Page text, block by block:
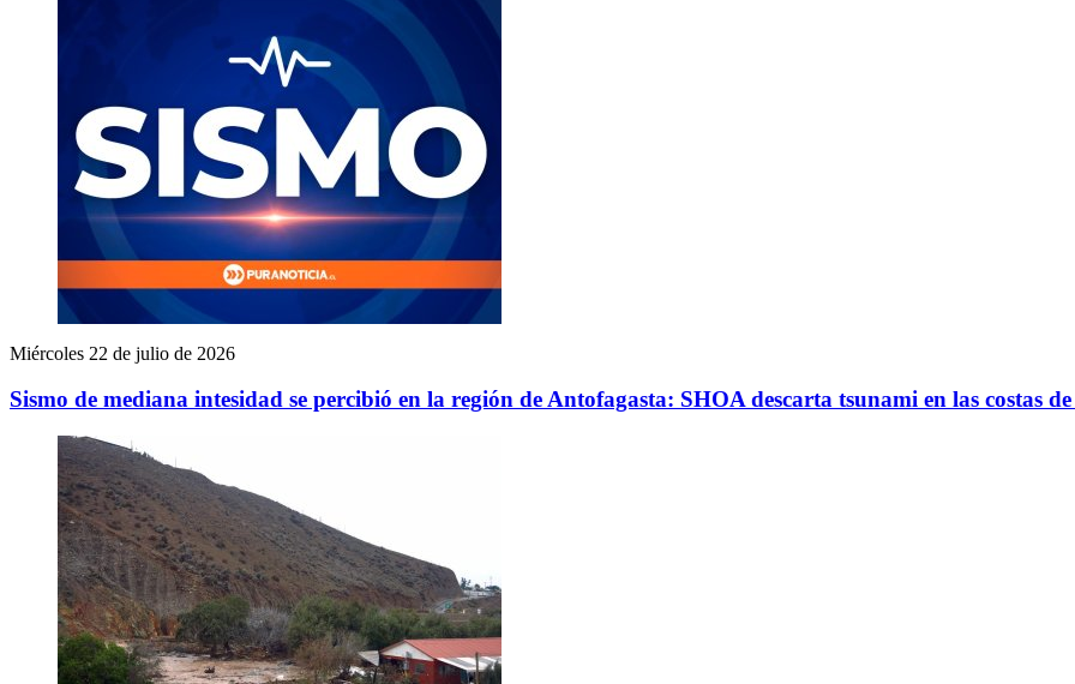
Miércoles 22 de julio de 2026
Sismo de mediana intesidad se percibió en la región de Antofagasta: SHOA descarta tsunami en las costas